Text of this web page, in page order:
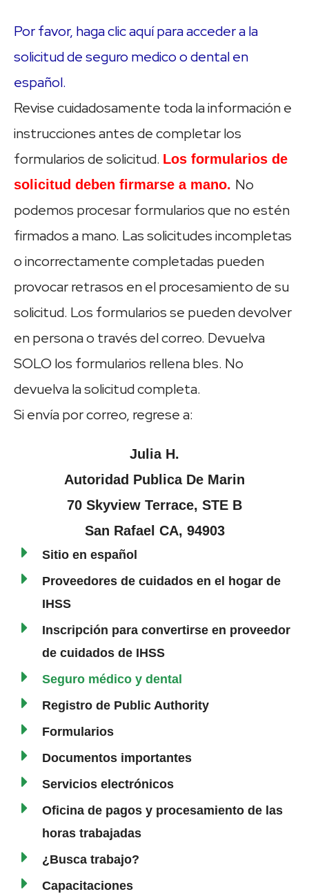
Por favor, haga clic aquí para acceder a la
solicitud de seguro medico o dental en
español.
Revise cuidadosamente toda la información e
instrucciones antes de completar los
formularios de solicitud. Los formularios de
solicitud deben firmarse a mano. No
podemos procesar formularios que no estén
firmados a mano. Las solicitudes incompletas
o incorrectamente completadas pueden
provocar retrasos en el procesamiento de su
solicitud. Los formularios se pueden devolver
en persona o través del correo. Devuelva
SOLO los formularios rellena bles. No
devuelva la solicitud completa.
Si envía por correo, regrese a:
Julia H.
Autoridad Publica De Marin
70 Skyview Terrace, STE B
San Rafael CA, 94903
Sitio en español
Proveedores de cuidados en el hogar de
IHSS
Inscripción para convertirse en proveedor
de cuidados de IHSS
Seguro médico y dental
Registro de Public Authority
Formularios
Documentos importantes
Servicios electrónicos
Oficina de pagos y procesamiento de las
horas trabajadas
¿Busca trabajo?
Capacitaciones